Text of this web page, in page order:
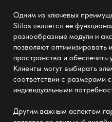
Одним из ключевых
Stilos является ее
разнообразные модули и
позволяют оптимизировать
пространства и обеспечить
Клиенты могут выбирать
соответствии с размерами
индивидуальными
Другим важным аспектом